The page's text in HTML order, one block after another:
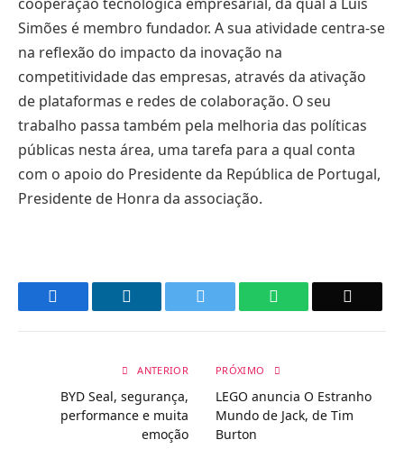
Simões é membro fundador. A sua atividade centra-se
na reflexão do impacto da inovação na
competitividade das empresas, através da ativação
de plataformas e redes de colaboração. O seu
trabalho passa também pela melhoria das políticas
públicas nesta área, uma tarefa para a qual conta
com o apoio do Presidente da República de Portugal,
Presidente de Honra da associação.
WhatsApp
ANTERIOR
BYD Seal, segurança,
performance e muita
emoção
PRÓXIMO
LEGO anuncia O Estranho
Mundo de Jack, de Tim
Burton